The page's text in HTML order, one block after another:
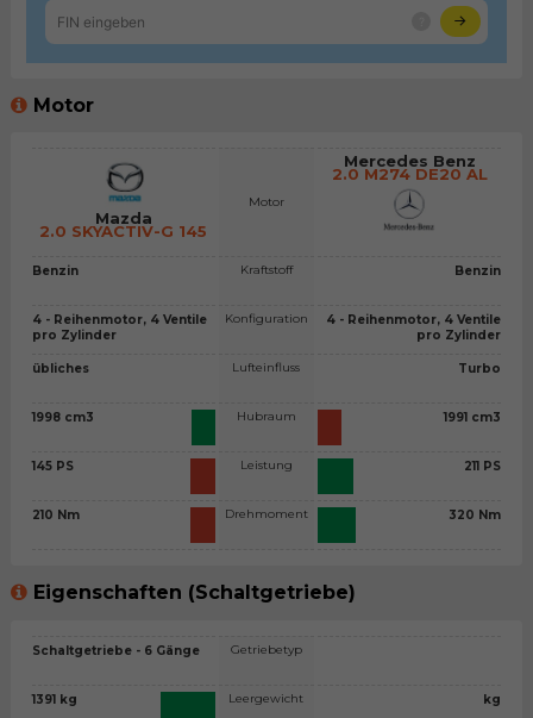
Motor
Mazda
2.0 SKYACTIV-G 145
Benzin
4 - Reihenmotor, 4 Ventile
pro Zylinder
übliches
1998 cm3
145 PS
210 Nm
Motor
Kraftstoff
Konfiguration
Lufteinfluss
Hubraum
Leistung
Drehmoment
Mercedes Benz
2.0 M274 DE20 AL
Benzin
4 - Reihenmotor, 4 Ventile
pro Zylinder
Turbo
1991 cm3
211 PS
320 Nm
Eigenschaften (Schaltgetriebe)
Schaltgetriebe - 6 Gänge
1391 kg
Getriebetyp
Leergewicht kg